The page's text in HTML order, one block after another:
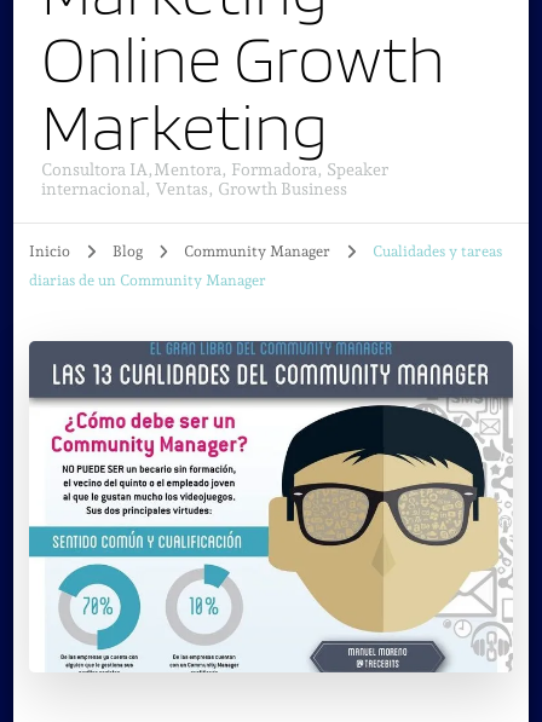
Online Growth
Marketing
Consultora IA,Mentora, Formadora, Speaker
internacional, Ventas, Growth Business
Inicio Blog Community Manager
Cualidades y tareas
diarias de un Community Manager